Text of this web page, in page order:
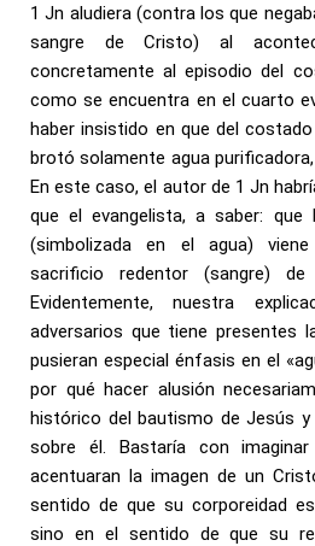
1 Jn aludiera (contra los que
sangre de Cristo) al
concretamente al episodio del
como se encuentra en el cuarto
haber insistido en que del
brotó solamente agua
En este caso, el autor de 1 Jn
que el evangelista, a saber: que
(simbolizada en el agua)
sacrificio redentor (sangre)
Evidentemente, nuestra
adversarios que tiene presentes
pusieran especial énfasis en el
por qué hacer alusión
histórico del bautismo de Jesús y
sobre él. Bastaría con
acentuaran la imagen de un
sentido de que su corporeidad
sino en el sentido de que su